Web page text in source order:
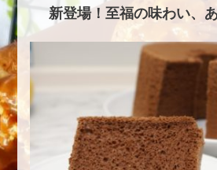
新登場！至福の味わい、